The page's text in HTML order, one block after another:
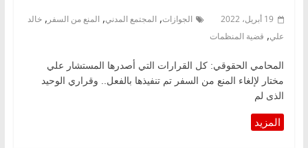
19 أبريل، 2022 الجوازات, المجتمع المدني, المنع من السفر , خالد
علي, قضية المنظمات
المحامي الحقوقي: كل القرارات التي أصدرها المستشار علي
مختار لإلغاء المنع من السفر تم تنفيذها بالفعل.. وقراري الوحيد
الذى لم